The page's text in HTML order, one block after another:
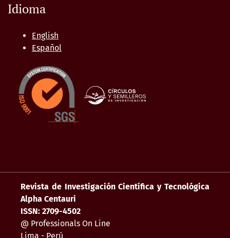
Idioma
English
Español
Revista de Investigación Científica y Tecnológica
Alpha Centauri
ISSN: 2709-4502
@ Professionals On Line
Lima - Perú